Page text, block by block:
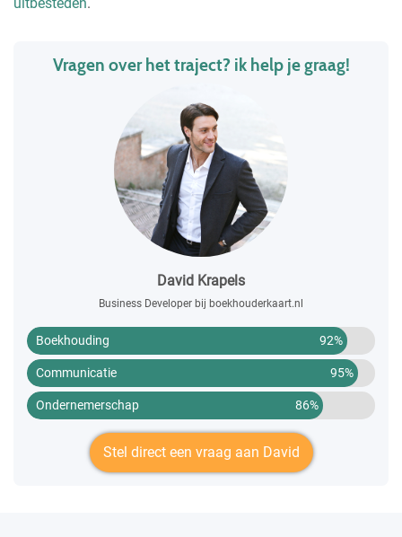
Vragen over het traject? ik help je graag!
David Krapels
Business Developer bij boekhouderkaart.nl
Boekhouding 92%
Communicatie 95%
Ondernemerschap 86%
Stel direct een vraag aan David